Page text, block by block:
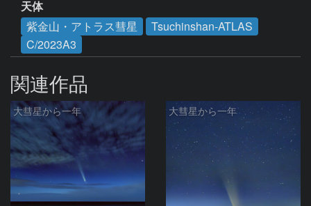
天体
紫金山・アトラス彗星
Tsuchinshan-ATLAS
C/2023A3
関連作品
大彗星から一年 大彗星から一年